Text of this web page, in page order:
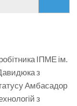
ІПМЕ ім.
з
Амбасадор
з